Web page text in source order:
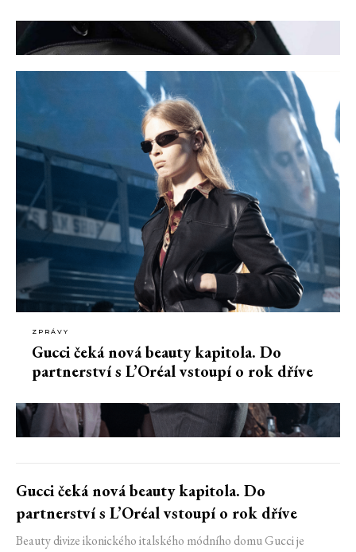
ZPRÁVY
Gucci čeká nová beauty kapitola. Do
partnerství s L’Oréal vstoupí o rok dříve
Gucci čeká nová beauty kapitola. Do
partnerství s L’Oréal vstoupí o rok dříve
Beauty divize ikonického italského módního domu Gucci je